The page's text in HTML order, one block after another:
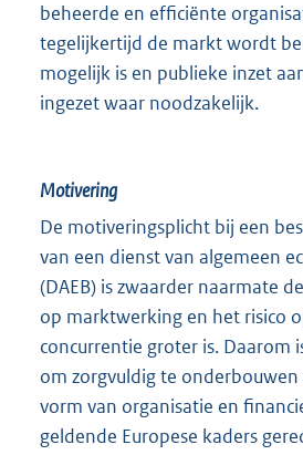
beheerde en efficiënte
tegelijkertijd de markt wordt
mogelijk is en publieke inzet
ingezet waar noodzakelijk.
Motivering
De motiveringsplicht bij een
van een dienst van algemeen
(DAEB) is zwaarder naarmate
op marktwerking en het risico
concurrentie groter is. Daarom
om zorgvuldig te
vorm van organisatie en
geldende Europese kaders